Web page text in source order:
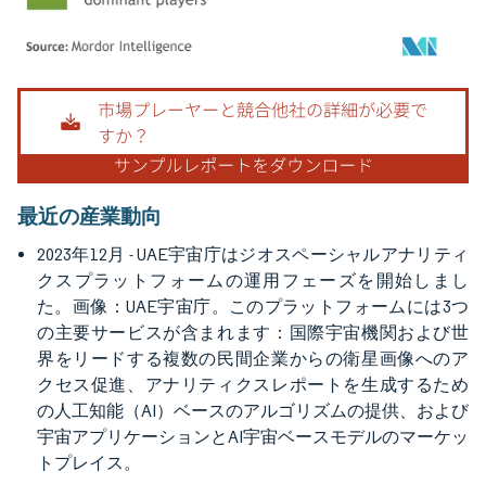
画像 © Mordor Intelligence。再利用にはCC BY 4.0の表示が必要です。
最近の産業動向
2023年12月 - UAE宇宙庁はジオスペーシャルアナリティ
クスプラットフォームの運用フェーズを開始しまし
た。画像：UAE宇宙庁。このプラットフォームには3つ
の主要サービスが含まれます：国際宇宙機関および世
界をリードする複数の民間企業からの衛星画像へのア
クセス促進、アナリティクスレポートを生成するため
の人工知能（AI）ベースのアルゴリズムの提供、および
宇宙アプリケーションとAI宇宙ベースモデルのマーケッ
トプレイス。